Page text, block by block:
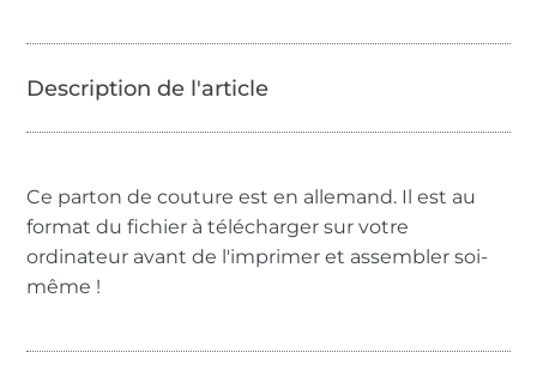
Ce parton de couture est en allemand. Il est au
format du fichier à télécharger sur votre
ordinateur avant de l'imprimer et assembler soi-
même !